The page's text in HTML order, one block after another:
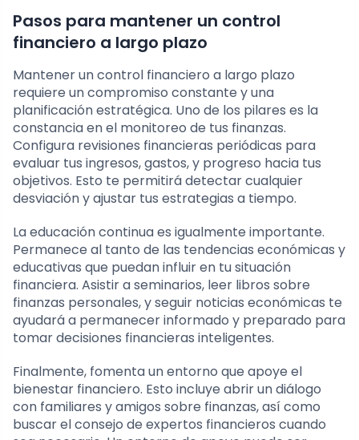
Pasos para mantener un control
financiero a largo plazo
Mantener un control financiero a largo plazo
requiere un compromiso constante y una
planificación estratégica. Uno de los pilares es la
constancia en el monitoreo de tus finanzas.
Configura revisiones financieras periódicas para
evaluar tus ingresos, gastos, y progreso hacia tus
objetivos. Esto te permitirá detectar cualquier
desviación y ajustar tus estrategias a tiempo.
La educación continua es igualmente importante.
Permanece al tanto de las tendencias económicas y
educativas que puedan influir en tu situación
financiera. Asistir a seminarios, leer libros sobre
finanzas personales, y seguir noticias económicas te
ayudará a permanecer informado y preparado para
tomar decisiones financieras inteligentes.
Finalmente, fomenta un entorno que apoye el
bienestar financiero. Esto incluye abrir un diálogo
con familiares y amigos sobre finanzas, así como
buscar el consejo de expertos financieros cuando